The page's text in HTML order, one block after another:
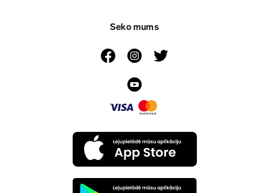
Seko mums